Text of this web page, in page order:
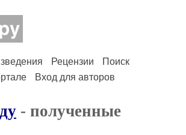
Рецензии
Поиск
Вход для авторов
- полученные